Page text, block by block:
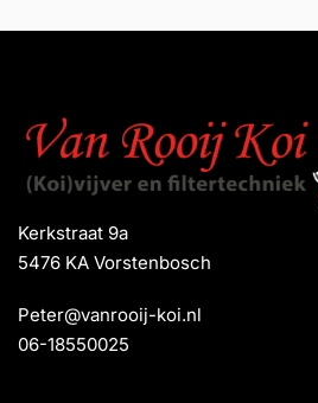
Kerkstraat 9a
5476 KA Vorstenbosch
Peter@vanrooij-koi.nl
06-18550025